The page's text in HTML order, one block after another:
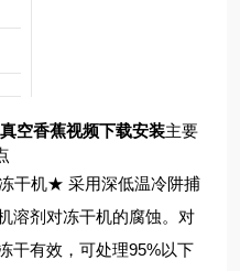
空香蕉视频下载安装主要
★ 采用深低温冷阱捕
溶剂对冻干机的腐蚀。对
干有效，可处理95%以下